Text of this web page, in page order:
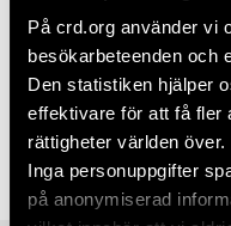
På crd.org använder vi
besökarbeteenden och
Den statistiken hjälper
effektivare för att få fler
rättigheter världen över.
Inga personuppgifter
på anonymiserad
Dela
Facebook
Twitter
TaggarAfrika,